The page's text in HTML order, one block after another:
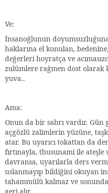
Ve:
İnsanoğlunun
haklarına el konulan,
değerleri hoyratça ve
zulümlere rağmen dost olarak
yuva..
Ama:
Onun da bir sabrı vardır. Gün
açgözlü zalimlerin yüzüne,
atar. Bu uyarıcı tokattan da
fırtınayla, thusunami ile ateşle
davransa, uyarılarla ders
uslanmayıp bildiğini okuyan
tahammülü kalmaz ve
geri alır.